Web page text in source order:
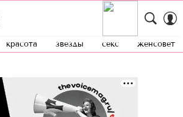
красота звезды секс женсовет